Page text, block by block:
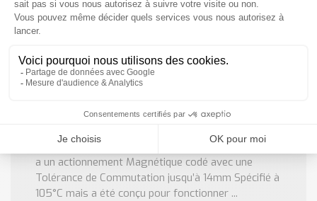
Interrupteur de Sécurité Codé CMC IDEM
CMC : Interrupteur de sécurité codé HYGIECODE Le CMC
a un actionnement Magnétique codé avec une
Tolérance de Commutation jusqu’à 14mm Spécifié à
105°C mais a été conçu pour fonctionner ...